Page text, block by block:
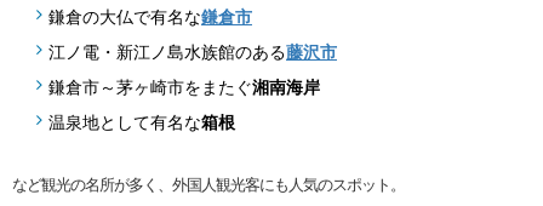
鎌倉の大仏で有名な鎌倉市
江ノ電・新江ノ島水族館のある藤沢市
鎌倉市～茅ヶ崎市をまたぐ湘南海岸
温泉地として有名な箱根
など観光の名所が多く、外国人観光客にも人気のスポット。